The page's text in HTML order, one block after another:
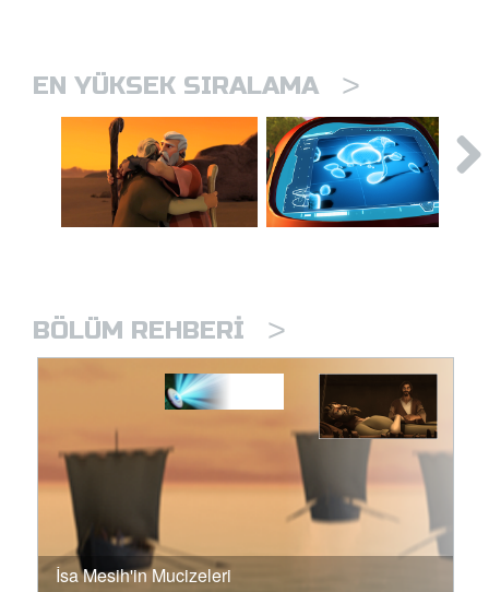
EN YÜKSEK SIRALAMA >
BÖLÜM REHBERI >
İsa Mesih'in Mucizeleri